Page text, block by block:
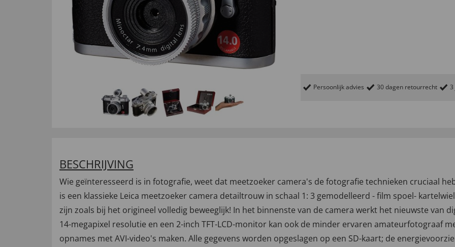
Persoonlijk advies 30 dagen retourrecht 3
BESCHRIJVING
Wie geïnteresseerd is in fotografie, weet dat meetzoeker camera's de fotografie technieken cruciaal
is een klassieke Leica meetzoeker camera detailtrouw in schaal 1: 3 gemodelleerd - film spoel-
zijn zoals bij het origineel volledig beweeglijk! In het binnenste van de camera werkt het nieuwste van
14-megapixel resolutie en een 2-inch TFT-LCD-monitor kan ook de minder ervaren amateurfotograaf
opnames met AVI-video's maken. Alle gegevens worden opgeslagen op een SD-kaart; de